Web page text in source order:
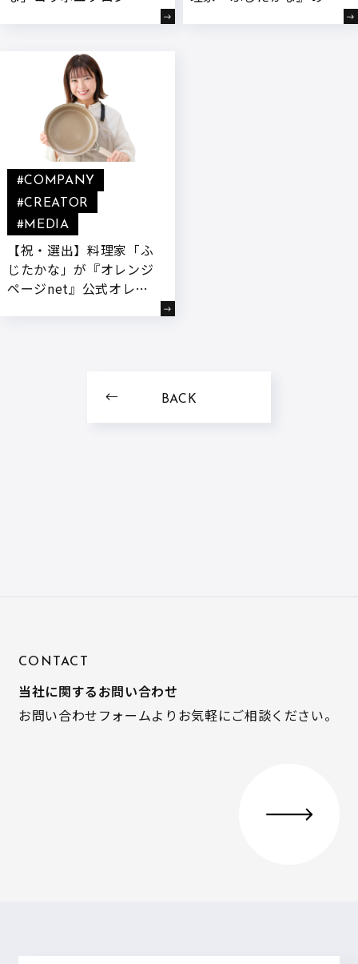
【祝・選出】料理家「ふ
じたかな」が『オレンジ
ページnet』公式オレペ
#COMPANY
#CREATOR
#MEDIA
BACK
CONTACT
当社に関するお問い合わせ
お問い合わせフォームよりお気軽にご相談ください。